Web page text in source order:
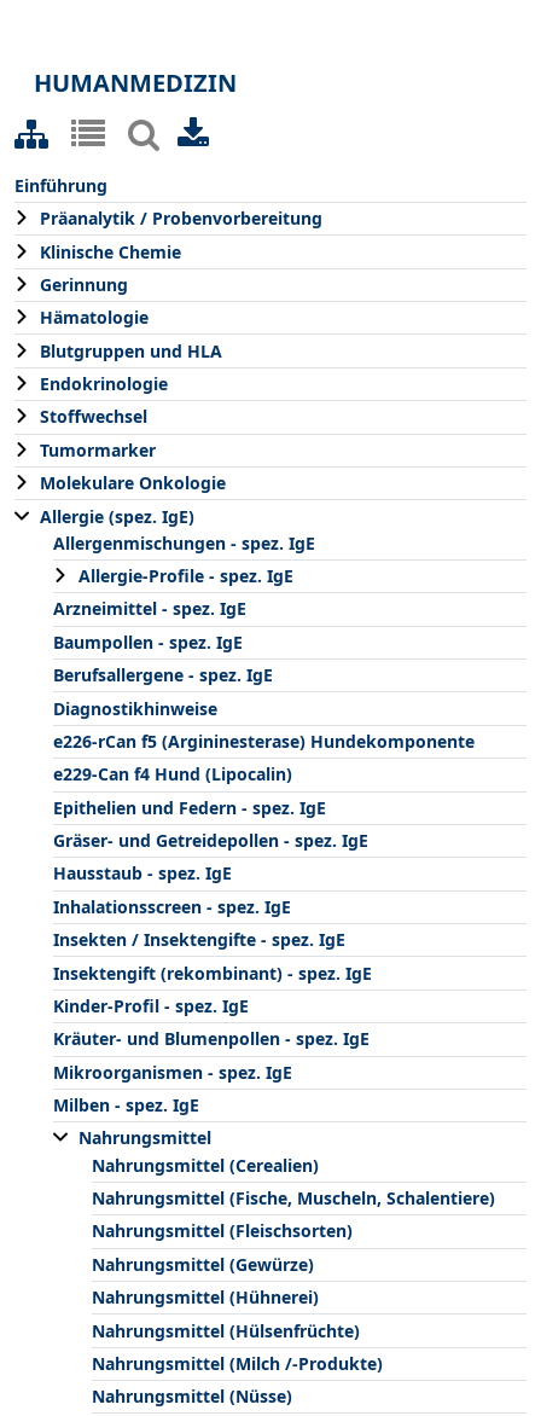
HUMANMEDIZIN
Einführung
Präanalytik / Probenvorbereitung
Klinische Chemie
Gerinnung
Hämatologie
Blutgruppen und HLA
Endokrinologie
Stoffwechsel
Tumormarker
Molekulare Onkologie
Allergie (spez. IgE)
Allergenmischungen - spez. IgE
Allergie-Profile - spez. IgE
Arzneimittel - spez. IgE
Baumpollen - spez. IgE
Berufsallergene - spez. IgE
Diagnostikhinweise
e226-rCan f5 (Argininesterase) Hundekomponente
e229-Can f4 Hund (Lipocalin)
Epithelien und Federn - spez. IgE
Gräser- und Getreidepollen - spez. IgE
Hausstaub - spez. IgE
Inhalationsscreen - spez. IgE
Insekten / Insektengifte - spez. IgE
Insektengift (rekombinant) - spez. IgE
Kinder-Profil - spez. IgE
Kräuter- und Blumenpollen - spez. IgE
Mikroorganismen - spez. IgE
Milben - spez. IgE
Nahrungsmittel
Nahrungsmittel (Cerealien)
Nahrungsmittel (Fische, Muscheln, Schalentiere)
Nahrungsmittel (Fleischsorten)
Nahrungsmittel (Gewürze)
Nahrungsmittel (Hühnerei)
Nahrungsmittel (Hülsenfrüchte)
Nahrungsmittel (Milch /-Produkte)
Nahrungsmittel (Nüsse)